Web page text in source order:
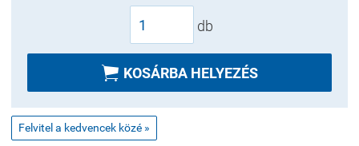
db
 KOSÁRBA HELYEZÉS
Felvitel a kedvencek közé »